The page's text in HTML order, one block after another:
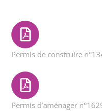
Permis de construire
Permis d’aménager